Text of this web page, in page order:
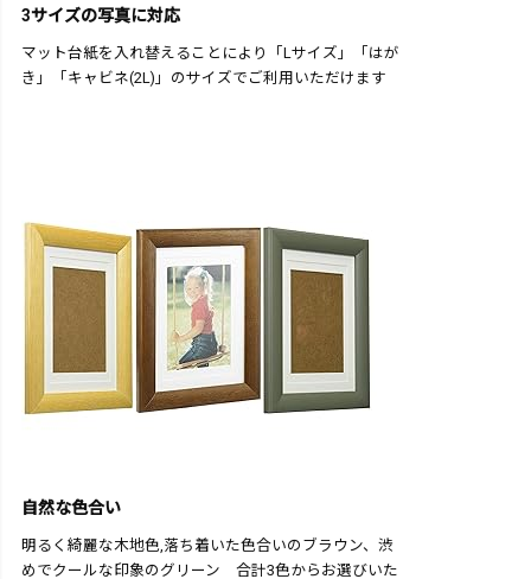
3サイズの写真に対応
マット台紙を入れ替えることにより「Lサイズ」「はが
き」「キャビネ(2L)」のサイズでご利用いただけます
自然な色合い
明るく綺麗な木地色,落ち着いた色合いのブラウン、渋
めでクールな印象のグリーン 合計3色からお選びいた